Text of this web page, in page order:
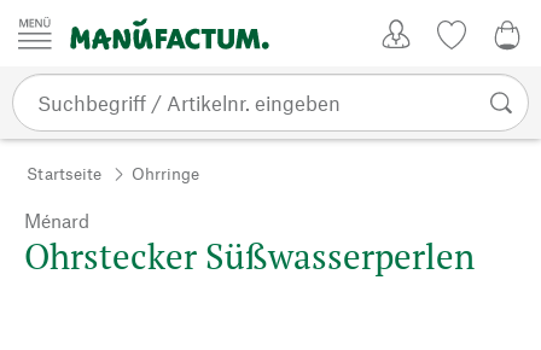
Zum Inhalt springen
Startseite Ohrringe
Ménard
Ohrstecker Süßwasserperlen